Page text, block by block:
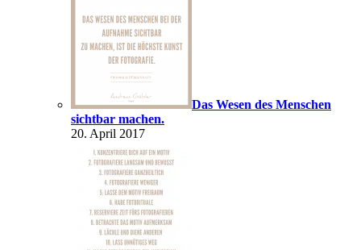
Das Wesen des Menschen
sichtbar machen.
20. April 2017